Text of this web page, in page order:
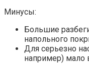
Минусы:
Большие
напольного
Для серьезно
например) мало